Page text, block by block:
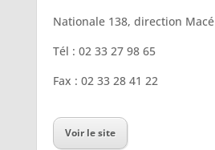
Nationale 138, direction Macé
Tél : 02 33 27 98 65
Fax : 02 33 28 41 22
Voir le site